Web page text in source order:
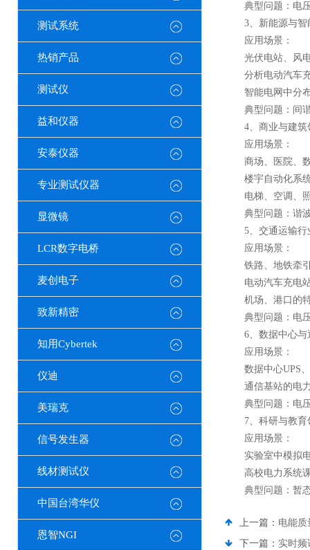
测试系统
热销产品
测试仪
益和仪器
安泰仪器
专业测试仪器
显微镜
LCR数字电桥
麦创电子
致新精密
知用Cybertek
仪迪
美瑞克
信号发生器
线材测试仪
中国台湾华仪
恩智NGI
典型问题：电压
3、新能源与智
应用场景：
光伏电站、风电
分析电动汽车充
智能电网中分布
典型问题：间谐
4、商业与建筑
应用场景：
商场、医院、数
楼宇自动化系统
电梯、空调、照
典型问题：谐波
5、交通运输行
应用场景：
铁路、地铁牵引
电动汽车充电站
机场、港口的特
典型问题：电压
6、数据中心与
应用场景：
数据中心UPS、
通信基站的电力
典型问题：电压
7、科研与教育
应用场景：
实验室中模拟电
高校电力系统课
典型问题：暂态
上一篇： 电能质
下一篇： 实时频